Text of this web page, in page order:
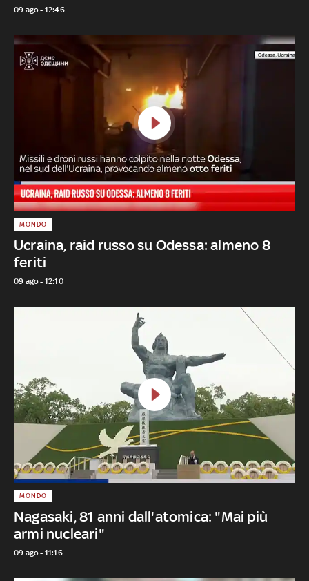
09 ago - 12:46
Ucraina, raid russo su Odessa: almeno 8
feriti
MONDO
09 ago - 12:10
Nagasaki, 81 anni dall'atomica: "Mai più
armi nucleari"
MONDO
09 ago - 11:16